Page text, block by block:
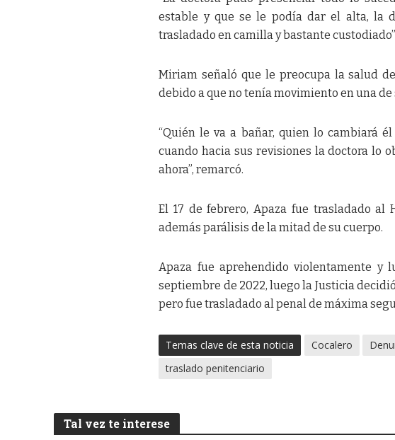
estable y que se le podía dar el alta, la
trasladado en camilla y bastante
Miriam señaló que le preocupa la salud
debido a que no tenía movimiento en una de
“Quién le va a bañar, quien lo cambiará
cuando hacia sus revisiones la doctora lo
ahora”, remarcó.
El 17 de febrero, Apaza fue trasladado
además parálisis de la mitad de su cuerpo.
Apaza fue aprehendido violentamente y
septiembre de 2022, luego la Justicia
pero fue trasladado al penal de máxima
Temas clave de esta noticia Cocalero
traslado penitenciario
Tal vez te interese